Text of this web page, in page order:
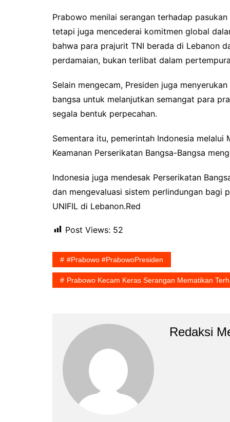
Prabowo menilai serangan terhadap
tetapi juga mencederai komitmen global
bahwa para prajurit TNI berada di Lebanon
perdamaian, bukan terlibat dalam
Selain mengecam, Presiden juga
bangsa untuk melanjutkan semangat para
segala bentuk perpecahan.
Sementara itu, pemerintah Indonesia
Keamanan Perserikatan Bangsa-Bangsa
Indonesia juga mendesak Perserikatan
dan mengevaluasi sistem perlindungan bagi
UNIFIL di Lebanon.Red
Post Views: 52
#Prabowo #PrabowoPresiden
Prabowo Kecam Keras Serangan Mematikan
Redaksi